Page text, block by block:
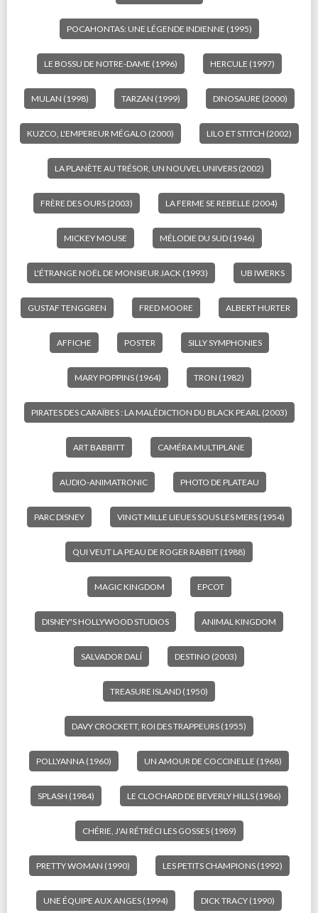
POCAHONTAS: UNE LÉGENDE INDIENNE (1995)
LE BOSSU DE NOTRE-DAME (1996) HERCULE (1997)
MULAN (1998) TARZAN (1999) DINOSAURE (2000)
KUZCO, L'EMPEREUR MÉGALO (2000) LILO ET STITCH (2002)
LA PLANÈTE AU TRÉSOR, UN NOUVEL UNIVERS (2002)
FRÈRE DES OURS (2003) LA FERME SE REBELLE (2004)
MICKEY MOUSE MÉLODIE DU SUD (1946)
L'ÉTRANGE NOËL DE MONSIEUR JACK (1993) UB IWERKS
GUSTAF TENGGREN FRED MOORE ALBERT HURTER
AFFICHE POSTER SILLY SYMPHONIES
MARY POPPINS (1964) TRON (1982)
PIRATES DES CARAÏBES : LA MALÉDICTION DU BLACK PEARL (2003)
ART BABBITT CAMÉRA MULTIPLANE
AUDIO-ANIMATRONIC PHOTO DE PLATEAU
PARC DISNEY VINGT MILLE LIEUES SOUS LES MERS (1954)
QUI VEUT LA PEAU DE ROGER RABBIT (1988)
MAGIC KINGDOM EPCOT
DISNEY'S HOLLYWOOD STUDIOS ANIMAL KINGDOM
SALVADOR DALÍ DESTINO (2003)
TREASURE ISLAND (1950)
DAVY CROCKETT, ROI DES TRAPPEURS (1955)
POLLYANNA (1960) UN AMOUR DE COCCINELLE (1968)
SPLASH (1984) LE CLOCHARD DE BEVERLY HILLS (1986)
CHÉRIE, J'AI RÉTRÉCI LES GOSSES (1989)
PRETTY WOMAN (1990) LES PETITS CHAMPIONS (1992)
UNE ÉQUIPE AUX ANGES (1994) DICK TRACY (1990)